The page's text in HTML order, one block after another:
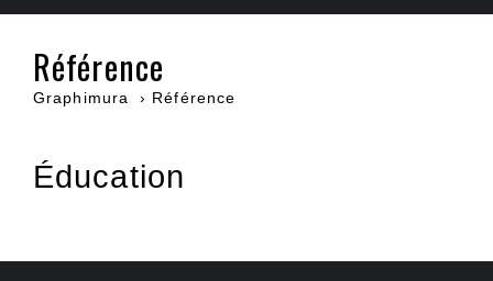
Référence
Graphimura Référence
Éducation